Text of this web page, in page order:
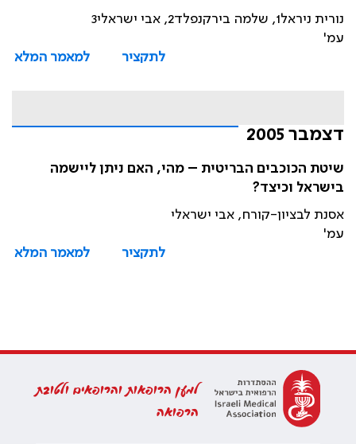
נורית ניראל1, שלמה בירקנפלד2, אבי ישראלי3
עמ'
לתקציר
למאמר המלא
דצמבר 2005
שיטת הכוכבים הבריטית – מהי, האם ניתן ליישמה
בישראל וכיצד?
אסנת לבציון-קורח, אבי ישראלי
עמ'
לתקציר
למאמר המלא
למען הרופאות והרופאים ולטובת
הרפואה